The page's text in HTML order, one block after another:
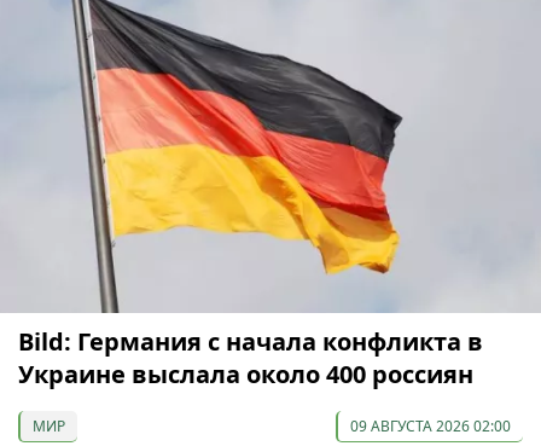
Bild: Германия с начала конфликта в
Украине выслала около 400 россиян
МИР 09 АВГУСТА 2026 02:00